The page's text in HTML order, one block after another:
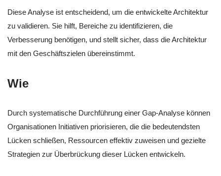
Diese Analyse ist entscheidend, um die entwickelte Architektur
zu validieren. Sie hilft, Bereiche zu identifizieren, die
Verbesserung benötigen, und stellt sicher, dass die Architektur
mit den Geschäftszielen übereinstimmt.
Wie
Durch systematische Durchführung einer Gap-Analyse können
Organisationen Initiativen priorisieren, die die bedeutendsten
Lücken schließen, Ressourcen effektiv zuweisen und gezielte
Strategien zur Überbrückung dieser Lücken entwickeln.